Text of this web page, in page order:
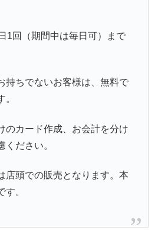
1回（期間中は毎日可）まで
持ちでないお客様は、無料で
のカード作成、お会計を分け
ください。
店頭での販売となります。本
す。